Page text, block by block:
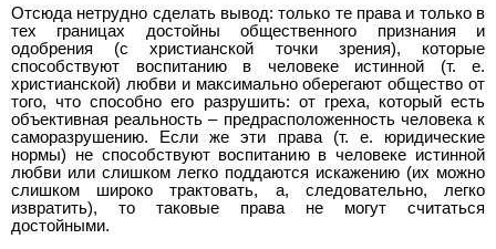
Отсюда нетрудно сделать вывод: только те права и только в
тех границах достойны общественного признания и
одобрения (с христианской точки зрения), которые
способствуют воспитанию в человеке истинной (т. е.
христианской) любви и максимально оберегают общество от
того, что способно его разрушить: от греха, который есть
объективная реальность – предрасположенность человека к
саморазрушению. Если же эти права (т. е. юридические
нормы) не способствуют воспитанию в человеке истинной
любви или слишком легко поддаются искажению (их можно
слишком широко трактовать, а, следовательно, легко
извратить), то таковые права не могут считаться
достойными.